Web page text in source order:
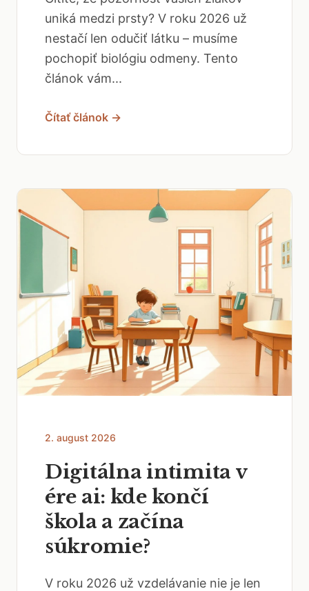
uniká medzi prsty? V roku 2026 už
nestačí len odučiť látku – musíme
pochopiť biológiu odmeny. Tento
článok vám...
Čítať článok →
2. august 2026
Digitálna intimita v
ére ai: kde končí
škola a začína
súkromie?
V roku 2026 už vzdelávanie nie je len